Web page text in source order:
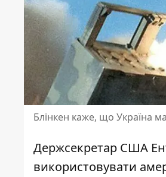
Блінкен каже, що Україна
Держсекретар США
використовувати